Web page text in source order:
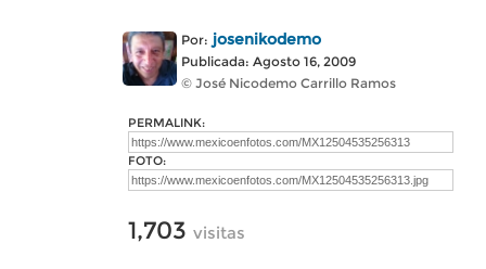
Por: josenikodemo
Publicada: Agosto 16, 2009
© José Nicodemo Carrillo Ramos
PERMALINK:
FOTO:
1,703 visitas